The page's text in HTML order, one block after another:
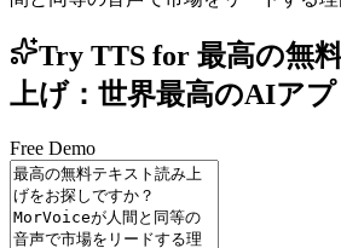
Try TTS for 最高の無
上げ：世界最高のAIアプ
Free Demo